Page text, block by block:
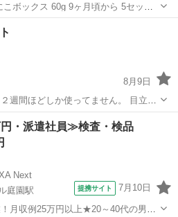
クス 60g 9ヶ月頃から 5セット
ベビー用品
8月9日
ほどしか使ってません。 目立っ
駅 ベビー用品
・派遣社員≫検査・検品
Next
庭園駅
提携サイト 7月10日
月収例25万円以上★20～40代の男女